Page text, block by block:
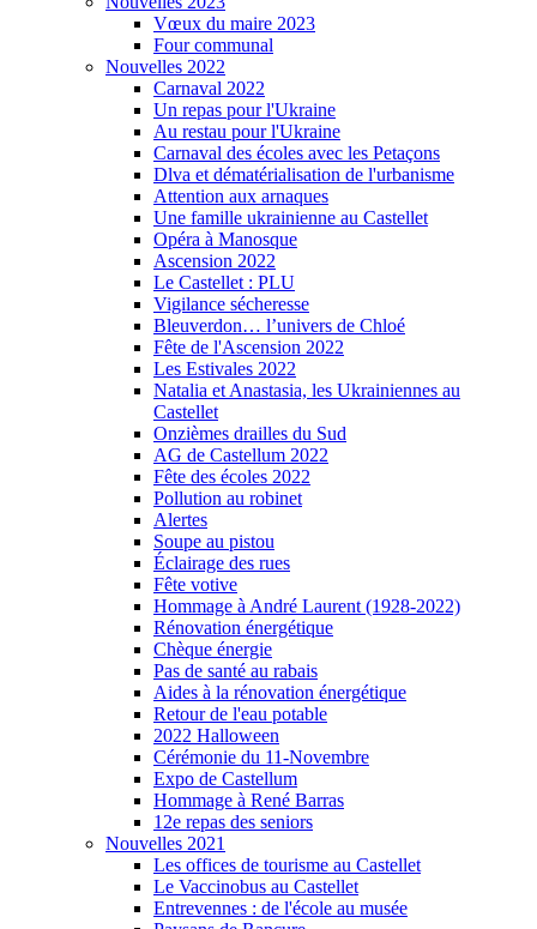
Vœux du maire 2023
Four communal
Nouvelles 2022
Carnaval 2022
Un repas pour l'Ukraine
Au restau pour l'Ukraine
Carnaval des écoles avec les Petaçons
Dlva et dématérialisation de l'urbanisme
Attention aux arnaques
Une famille ukrainienne au Castellet
Opéra à Manosque
Ascension 2022
Le Castellet : PLU
Vigilance sécheresse
Bleuverdon… l’univers de Chloé
Fête de l'Ascension 2022
Les Estivales 2022
Natalia et Anastasia, les Ukrainiennes au
Castellet
Onzièmes drailles du Sud
AG de Castellum 2022
Fête des écoles 2022
Pollution au robinet
Alertes
Soupe au pistou
Éclairage des rues
Fête votive
Hommage à André Laurent (1928-2022)
Rénovation énergétique
Chèque énergie
Pas de santé au rabais
Aides à la rénovation énergétique
Retour de l'eau potable
2022 Halloween
Cérémonie du 11-Novembre
Expo de Castellum
Hommage à René Barras
12e repas des seniors
Nouvelles 2021
Les offices de tourisme au Castellet
Le Vaccinobus au Castellet
Entrevennes : de l'école au musée